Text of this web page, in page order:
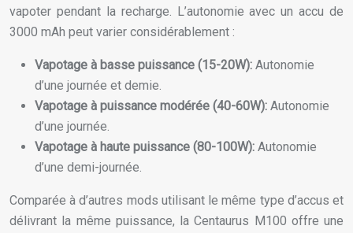
vapoter pendant la recharge. L’autonomie avec un accu de
3000 mAh peut varier considérablement :
Vapotage à basse puissance (15-20W): Autonomie
d’une journée et demie.
Vapotage à puissance modérée (40-60W): Autonomie
d’une journée.
Vapotage à haute puissance (80-100W): Autonomie
d’une demi-journée.
Comparée à d’autres mods utilisant le même type d’accus et
délivrant la même puissance, la Centaurus M100 offre une